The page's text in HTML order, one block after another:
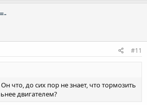
#11
что, до сих пор не знает, что тормозить
двигателем?